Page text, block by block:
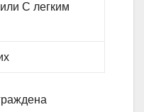
С легким